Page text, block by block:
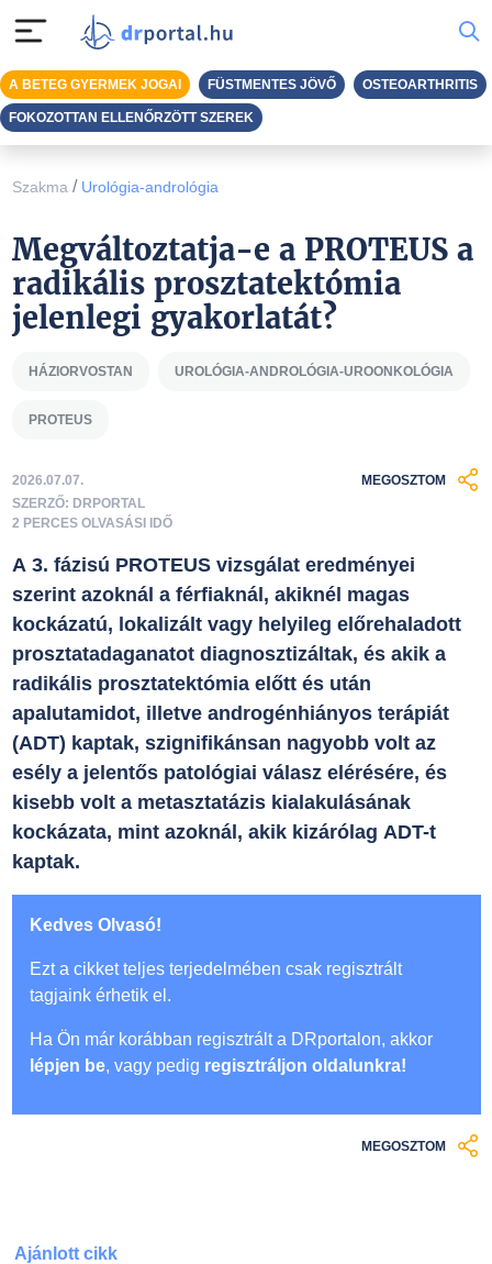
Szakma / Urológia-andrológia
Megváltoztatja-e a PROTEUS a
radikális prosztatektómia
jelenlegi gyakorlatát?
HÁZIORVOSTAN UROLÓGIA-ANDROLÓGIA-UROONKOLÓGIA
PROTEUS
2026.07.07.
SZERZŐ: DRPORTAL
2 PERCES OLVASÁSI IDŐ
MEGOSZTOM
A 3. fázisú PROTEUS vizsgálat eredményei
szerint azoknál a férfiaknál, akiknél magas
kockázatú, lokalizált vagy helyileg előrehaladott
prosztatadaganatot diagnosztizáltak, és akik a
radikális prosztatektómia előtt és után
apalutamidot, illetve androgénhiányos terápiát
(ADT) kaptak, szignifikánsan nagyobb volt az
esély a jelentős patológiai válasz elérésére, és
kisebb volt a metasztatázis kialakulásának
kockázata, mint azoknál, akik kizárólag ADT-t
kaptak.
Kedves Olvasó!
Ezt a cikket teljes terjedelmében csak regisztrált
tagjaink érhetik el.
Ha Ön már korábban regisztrált a DRportalon, akkor
lépjen be, vagy pedig regisztráljon oldalunkra!
MEGOSZTOM
Ajánlott cikk
A BETEG GYERMEK JOGAI FÜSTMENTES JÖVŐ OSTEOARTHRITIS
FOKOZOTTAN ELLENŐRZÖTT SZEREK